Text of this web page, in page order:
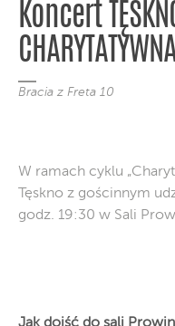
Koncert
Bracia z Freta 10
W ramach cyklu
Tęskno z gościnnym
godz. 19:30 w Sali